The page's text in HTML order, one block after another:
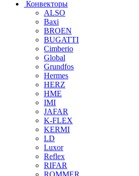
Конвекторы
ALSO
Baxi
BROEN
BUGATTI
Cimberio
Global
Grundfos
Hermes
HERZ
HME
IMI
JAFAR
K-FLEX
KERMI
LD
Luxor
Reflex
RIFAR
ROMMER